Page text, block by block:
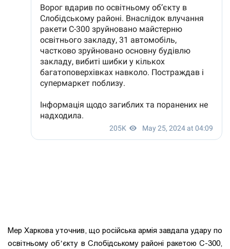
Мер Харкова уточнив, що російська армія завдала удару по
освітньому обʼєкту в Слобідському районі ракетою С-300,